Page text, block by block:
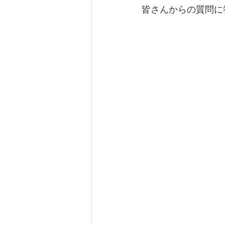
なぎさ達ちゃんカフェ
皆さんからの質問に